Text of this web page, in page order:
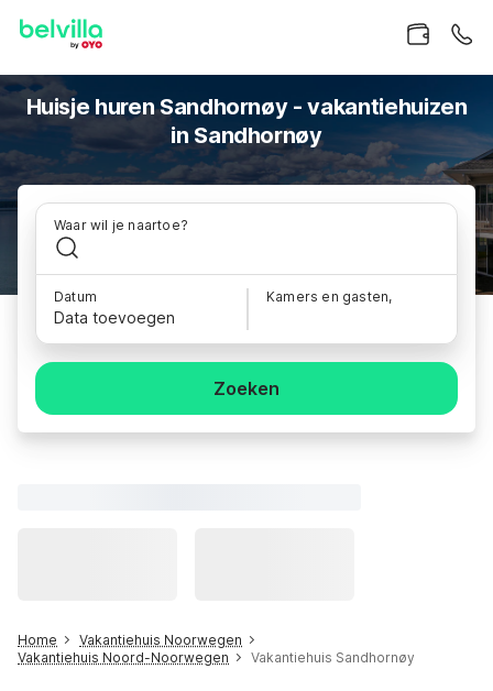
Huisje huren Sandhornøy - vakantiehuizen
in Sandhornøy
Waar wil je naartoe?
Datum
Data toevoegen
Kamers en gasten,
Zoeken
Home
Vakantiehuis Noorwegen
Vakantiehuis Noord-Noorwegen
Vakantiehuis Sandhornøy